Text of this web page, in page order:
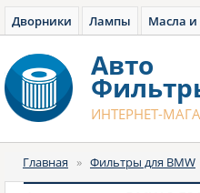
Дворники Лампы Масла и
Авто
ИНТЕРНЕТ-
Главная » Фильтры для BMW